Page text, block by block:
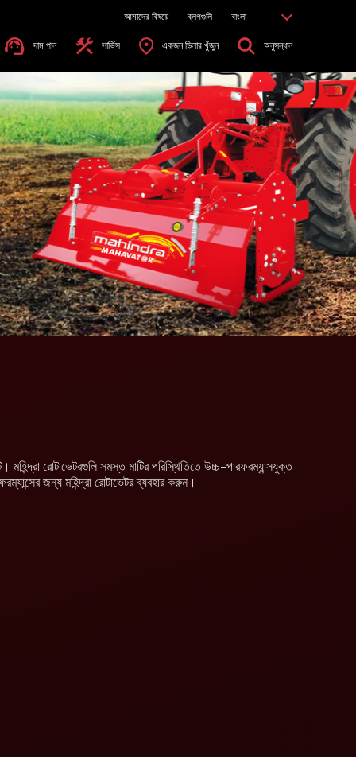
আমাদের বিষয়ে ব্লগগুলি বাংলা
দাম পান সার্ভিস একজন ডিলার খুঁজুন অনুসন্ধান
রোটাভেটরগুলি সমস্ত মাটির পরিস্থিতিতে উচ্চ-পারফরম্যান্সযুক্ত
জন্য মহিন্দ্রা রোটাভেটর ব্যবহার করুন।